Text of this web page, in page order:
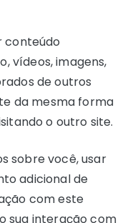
conteúdo
vídeos, imagens,
de outros
da mesma forma
o outro site.
sobre você, usar
adicional de
com este
sua interação com